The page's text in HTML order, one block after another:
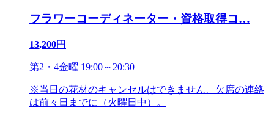
フラワーコーディネーター・資格取得コ…
13,200円
第2・4金曜 19:00～20:30
※当日の花材のキャンセルはできません、欠席の連絡
は前々日までに（火曜日中）。